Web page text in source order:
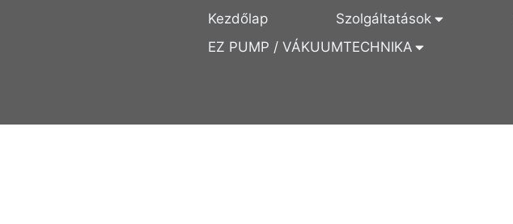
Kezdőlap Szolgáltatások
EZ PUMP / VÁKUUMTECHNIKA